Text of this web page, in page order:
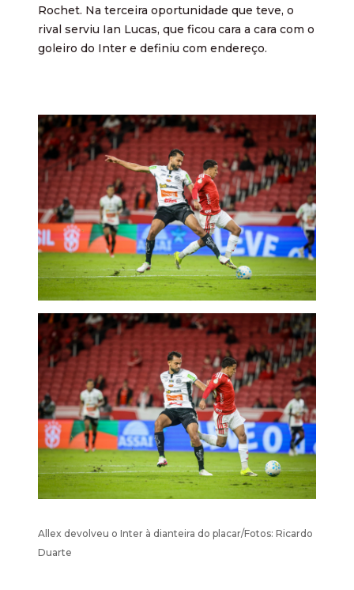
Rochet. Na terceira oportunidade que teve, o
rival serviu Ian Lucas, que ficou cara a cara com o
goleiro do Inter e definiu com endereço.
Allex devolveu o Inter à dianteira do placar/Fotos: Ricardo
Duarte